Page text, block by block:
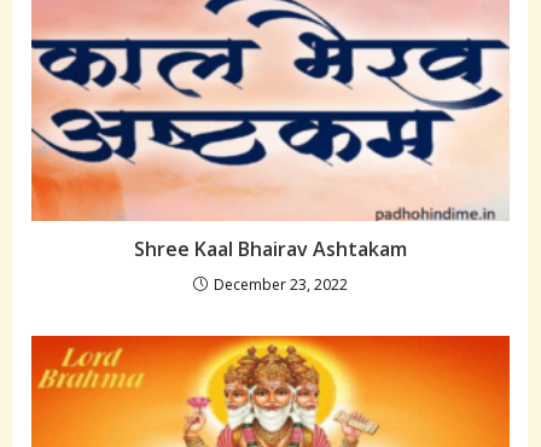
Shree Kaal Bhairav Ashtakam
December 23, 2022